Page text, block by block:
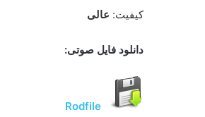
کیفیت: عالی
دانلود فایل صوتی:
Rodfile